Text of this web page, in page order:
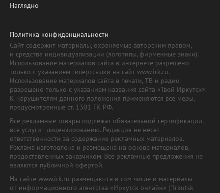
Наглядно
Политика конфиденциальности
Сайт содержит материалы, охраняемые авторским правом,
и средства индивидуализации (логотипы, фирменные знаки).
Использование материалов сайта в интернете разрешено
только с указанием гиперссылки на сайт www.irk.ru.
Использование материалов сайта в печати, ТВ и радио
разрешено только с указанием названия сайта «Твой Иркутск».
К нарушителям данного положения применяются все меры,
предусмотренные ст. 1301 ГК РФ.
Все рекламные товары подлежат обязательной сертификации,
все услуги - лицензированию. Редакция не несет
ответственности за содержание рекламных материалов.
Реклама изготовлена и размещена на основе материалов,
предоставленных заказчиком. Все рекламные предложения не
являются публичной офертой.
На сайте www.irk.ru размещаются в том числе и материалы
от информационного агентства «Иркутск онлайн» ("Irkutsk